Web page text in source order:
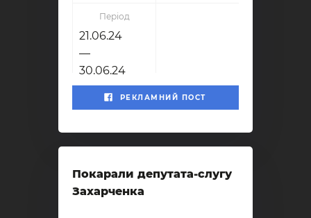
Період
21.06.24
—
30.06.24
РЕКЛАМНИЙ ПОСТ
Покарали депутата-слугу
Захарченка